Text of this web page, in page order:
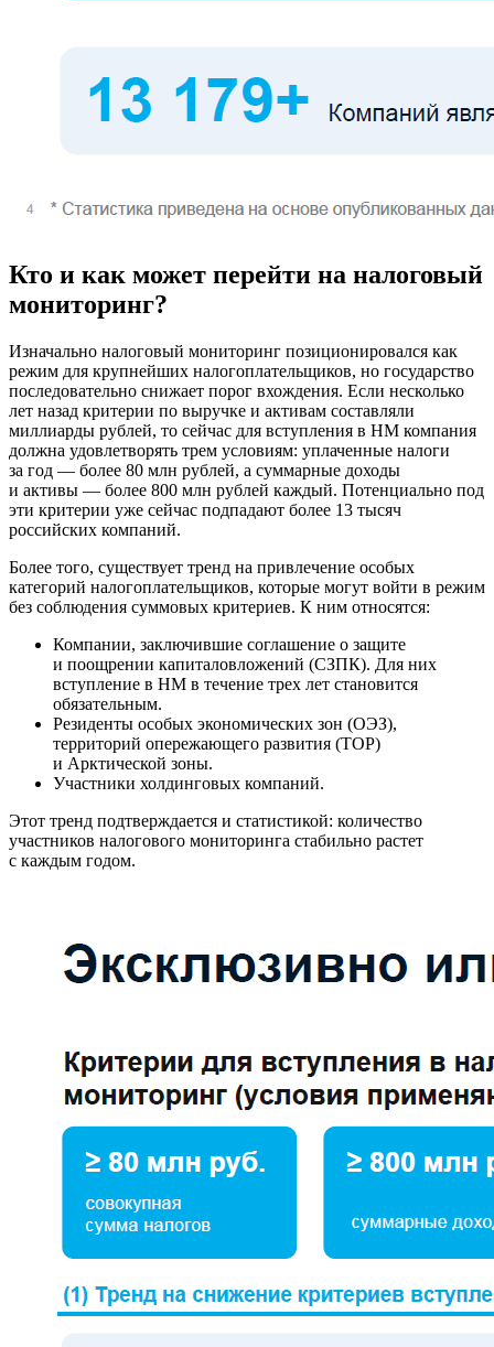
Кто и как может перейти на налоговый
мониторинг?
Изначально налоговый мониторинг позиционировался как
режим для крупнейших налогоплательщиков, но государство
последовательно снижает порог вхождения. Если несколько
лет назад критерии по выручке и активам составляли
миллиарды рублей, то сейчас для вступления в НМ компания
должна удовлетворять трем условиям: уплаченные налоги
за год — более 80 млн рублей, а суммарные доходы
и активы — более 800 млн рублей каждый. Потенциально под
эти критерии уже сейчас подпадают более 13 тысяч
российских компаний.
Более того, существует тренд на привлечение особых
категорий налогоплательщиков, которые могут войти в режим
без соблюдения суммовых критериев. К ним относятся:
Компании, заключившие соглашение о защите
и поощрении капиталовложений (СЗПК). Для них
вступление в НМ в течение трех лет становится
обязательным.
Резиденты особых экономических зон (ОЭЗ),
территорий опережающего развития (ТОР)
и Арктической зоны.
Участники холдинговых компаний.
Этот тренд подтверждается и статистикой: количество
участников налогового мониторинга стабильно растет
с каждым годом.